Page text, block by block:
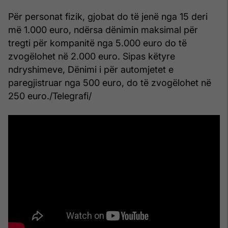
Për personat fizik, gjobat do të jenë nga 15 deri
më 1.000 euro, ndërsa dënimin maksimal për
tregti për kompanitë nga 5.000 euro do të
zvogëlohet në 2.000 euro. Sipas këtyre
ndryshimeve, Dënimi i për automjetet e
paregjistruar nga 500 euro, do të zvogëlohet në
250 euro./Telegrafi/